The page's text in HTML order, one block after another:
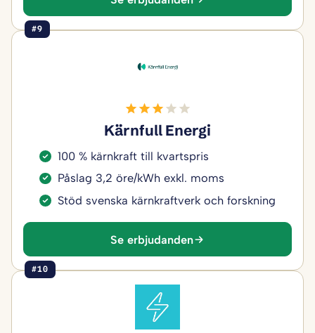
#9
Kärnfull Energi
100 % kärnkraft till kvartspris
Påslag 3,2 öre/kWh exkl. moms
Stöd svenska kärnkraftverk och forskning
Se erbjudanden
#10